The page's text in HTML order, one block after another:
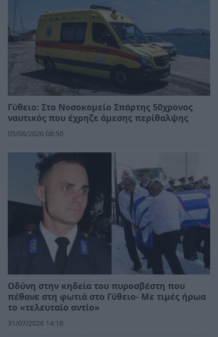
Γύθειο: Στο Νοσοκομείο Σπάρτης 50χρονος
ναυτικός που έχρηζε άμεσης περίθαλψης
05/08/2026 08:50
Οδύνη στην κηδεία του πυροσβέστη που
πέθανε στη φωτιά στο Γύθειο- Με τιμές ήρωα
το «τελευταίο αντίο»
31/07/2026 14:18